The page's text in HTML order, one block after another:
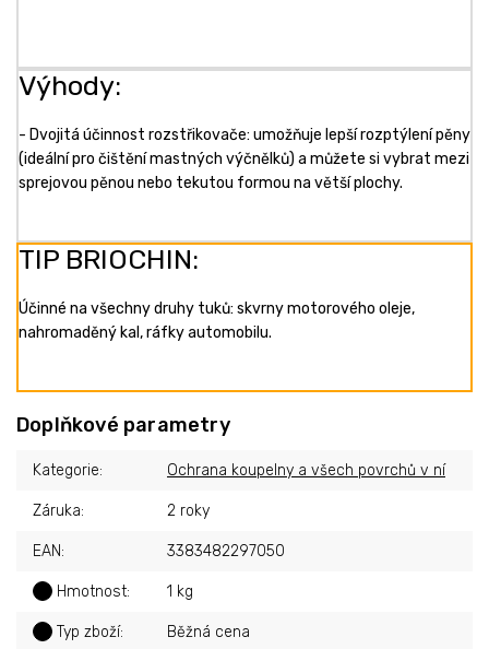
Výhody:
- Dvojitá účinnost rozstřikovače: umožňuje lepší rozptýlení pěny
(ideální pro čištění mastných výčnělků) a můžete si vybrat mezi
sprejovou pěnou nebo tekutou formou na větší plochy.
TIP BRIOCHIN:
Účinné na všechny druhy tuků: skvrny motorového oleje,
nahromaděný kal, ráfky automobilu.
Doplňkové parametry
Kategorie: Ochrana koupelny a všech povrchů v ní
Záruka: 2 roky
EAN: 3383482297050
Hmotnost: 1 kg
Typ zboží: Běžná cena